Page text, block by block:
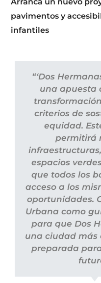
Dos Hermanas
visitas técnicas
cooperación
“‘Dos
una apuesta
criterios de
equidad.
permitirá
espacios
que todos los
acceso a los
oportunidades.
Urbana como
para que Dos
una ciudad más
preparada